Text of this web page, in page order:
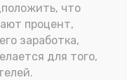
что
процент,
заработка,
для того,